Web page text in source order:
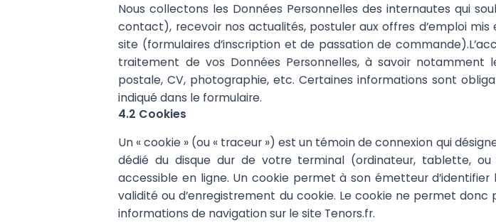
Nous collectons les Données Personnelles des internautes qui
contact), recevoir nos actualités, postuler aux offres d’emploi
site (formulaires d’inscription et de passation de
traitement de vos Données Personnelles, à savoir
postale, CV, photographie, etc. Certaines informations sont
indiqué dans le formulaire.
4.2 Cookies
Un « cookie » (ou « traceur ») est un témoin de connexion qui
dédié du disque dur de votre terminal (ordinateur, tablette,
accessible en ligne. Un cookie permet à son émetteur
validité ou d’enregistrement du cookie. Le cookie ne permet
informations de navigation sur le site Tenors.fr.